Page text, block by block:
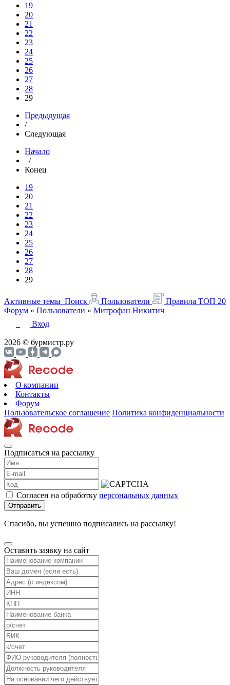
19
20
21
22
23
24
25
26
27
28
29
Предыдущая
/
Следующая
Начало
/
Конец
19
20
21
22
23
24
25
26
27
28
29
Активные темы Поиск Пользователи Правила ТОП 20
Форум » Пользователи » Митрофан Никитич
Вход
2026 © бурмистр.ру
О компании
Контакты
Форум
Пользовательское соглашение Политика конфиденциальности
Подписаться на рассылку
Согласен на обработку персональных данных
Отправить
Спасибо, вы успешно подписались на рассылку!
Оставить заявку на сайт